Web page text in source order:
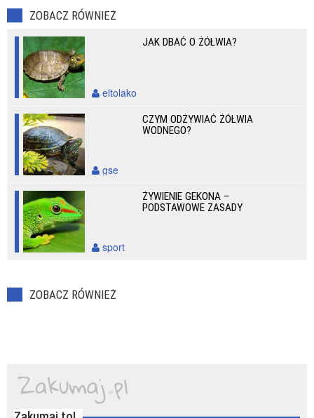
ZOBACZ RÓWNIEŻ
JAK DBAĆ O ŻÓŁWIA?
eltolako
CZYM ODŻYWIAĆ ŻÓŁWIA
WODNEGO?
gse
ŻYWIENIE GEKONA –
PODSTAWOWE ZASADY
sport
ZOBACZ RÓWNIEŻ